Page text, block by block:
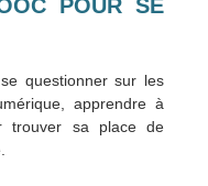
POUR SE
questionner sur les
apprendre à
trouver sa place de